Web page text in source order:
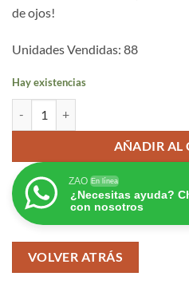
de ojos!
Unidades Vendidas: 88
Hay existencias
AÑADIR AL
ZAO En línea
¿Necesitas ayuda?
con nosotros
VOLVER ATRÁS